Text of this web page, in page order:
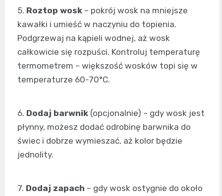
5. Roztop wosk – pokrój wosk na mniejsze
kawałki i umieść w naczyniu do topienia.
Podgrzewaj na kąpieli wodnej, aż wosk
całkowicie się rozpuści. Kontroluj temperaturę
termometrem – większość wosków topi się w
temperaturze 60-70°C.
6. Dodaj barwnik (opcjonalnie) – gdy wosk jest
płynny, możesz dodać odrobinę barwnika do
świec i dobrze wymieszać, aż kolor będzie
jednolity.
7. Dodaj zapach – gdy wosk ostygnie do około